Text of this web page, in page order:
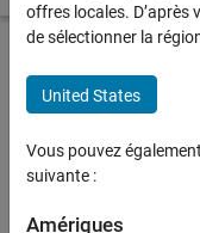
d’autres
offres
Senior
Software
offres locales.
de sélectionner la
United States
Vous pouvez
suivante :
Amériques